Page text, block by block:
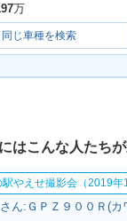
万
じ車種を検索
はこんな人たち
駅やえせ撮影会（2019年
ん:ＧＰＺ９００Ｒ(カ